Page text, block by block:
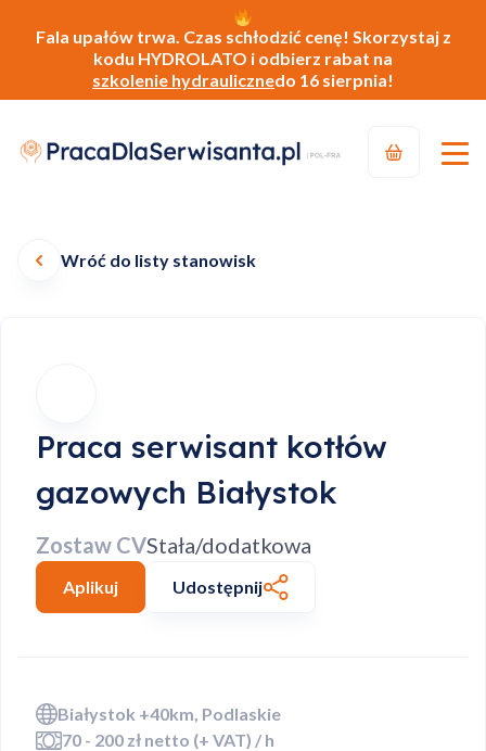
Fala upałów trwa. Czas schłodzić cenę! Skorzystaj z
kodu HYDROLATO i odbierz rabat na
szkolenie hydraulicznedo 16 sierpnia!
Wróć do listy stanowisk
Praca serwisant kotłów
gazowych Białystok
Zostaw CVStała/dodatkowa
Aplikuj Udostępnij
Białystok +40km, Podlaskie
70 - 200 zł netto (+ VAT) / h